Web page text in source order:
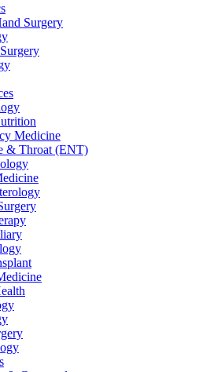
Surgery
Medicine
& Throat (ENT)